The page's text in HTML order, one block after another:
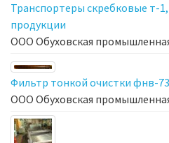
Транспортеры скребковые т-
продукции
ООО Обуховская
Фильтр тонкой очистки фнв-73
ООО Обуховская